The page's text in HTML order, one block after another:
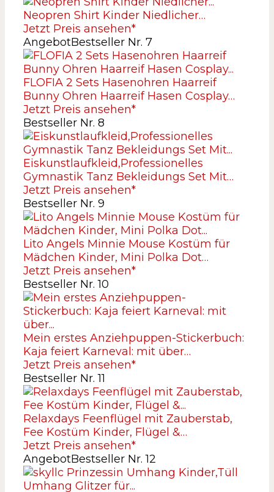
Neopren Shirt Kinder Niedlicher…
Jetzt Preis ansehen*
AngebotBestseller Nr. 7
FLOFIA 2 Sets Hasenohren Haarreif
Bunny Ohren Haarreif Hasen Cosplay…
Jetzt Preis ansehen*
Bestseller Nr. 8
Eiskunstlaufkleid,Professionelles
Gymnastik Tanz Bekleidungs Set Mit…
Jetzt Preis ansehen*
Bestseller Nr. 9
Lito Angels Minnie Mouse Kostüm für
Mädchen Kinder, Mini Polka Dot…
Jetzt Preis ansehen*
Bestseller Nr. 10
Mein erstes Anziehpuppen-Stickerbuch:
Kaja feiert Karneval: mit über…
Jetzt Preis ansehen*
Bestseller Nr. 11
Relaxdays Feenflügel mit Zauberstab,
Fee Kostüm Kinder, Flügel &…
Jetzt Preis ansehen*
AngebotBestseller Nr. 12